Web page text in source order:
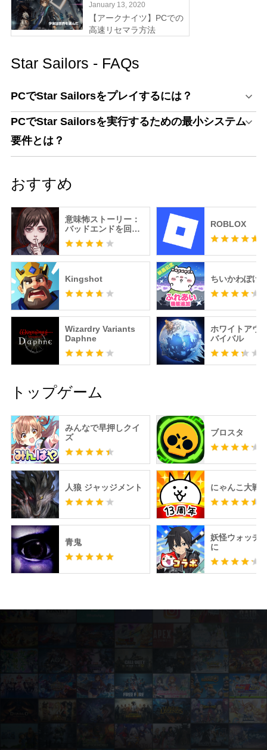
January 13, 2020
【アークナイツ】PCでの
高速リセマラ方法
Star Sailors - FAQs
PCでStar Sailorsをプレイするには？
PCでStar Sailorsを実行するための最小システム
要件とは？
おすすめ
意味怖ストーリー：
バッドエンドを回避
せよ！
ROBLOX
Kingshot ちいかわぽけ
Wizardry Variants
Daphne
ホワイトアウ
バイバル
トップゲーム
みんなで早押しクイ
ズ
人狼 ジャッジメント
青鬼
ブロスタ
にゃんこ大戦
妖怪ウォッチ
に